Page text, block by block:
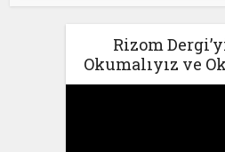
Rizom
Okumalıyız ve